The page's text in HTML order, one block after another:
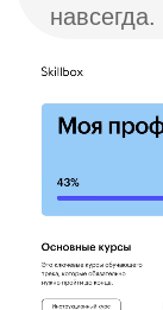
Менторы,
внимательно